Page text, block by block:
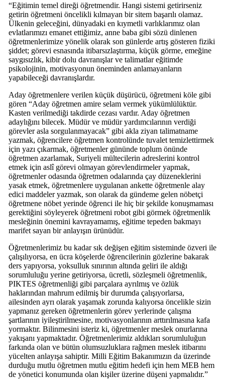
“Eğitimin temel direği öğretmendir. Hangi sistemi getirirseniz
getirin öğretmeni öncelikli kılmayan bir sitem başarılı olamaz.
Ülkenin geleceğini, dünyadaki en kıymetli varlıklarımız olan
evlatlarımızı emanet ettiğimiz, anne baba gibi sözü dinlenen
öğretmenlerimize yönelik olarak son günlerde artış gösteren fiziki
şiddet; görevi esnasında itibarsızlaştırma, küçük görme, emeğine
saygısızlık, kibir dolu davranışlar ve talimatlar eğitimde
psikolojinin, motivasyonun öneminden anlamayanların
yapabileceği davranışlardır.
Aday öğretmenlere verilen küçük düşürücü, öğretmeni köle gibi
gören “Aday öğretmen amire selam vermek yükümlülüktür.
Kasten verilmediği takdirde cezası vardır. Aday öğretmen
adaylığını bilecek. Müdür ve müdür yardımcılarının verdiği
görevler asla sorgulanmayacak” gibi akla ziyan talimatname
yazmak, öğrencilere öğretmen kontrolünde tuvalet temizlettirmek
için yazı çıkarmak, öğretmenler gününde toplum önünde
öğretmen azarlamak, Suriyeli mültecilerin adreslerini kontrol
etmek için aslî görevi olmayan görevlendirmeler yapmak,
öğretmenler odasında öğretmen odalarında çay düzeneklerini
yasak etmek, öğretmenlere uygulanan ankette öğretmenle alay
edici maddeler yazmak, son olarak da gündeme gelen nöbetçi
öğretmene nöbet yerinde öğrenci ile hiç bir şekilde konuşmaması
gerektiğini söyleyerek öğretmeni robot gibi görmek öğretmenlik
mesleğinin önemini kavrayamamış, eğitime tepeden bakmayı
marifet sayan bir anlayışın ürünüdür.
Öğretmenlerimiz bu kadar sık değişen eğitim sisteminde özveri ile
çalışılıyorsa, en ücra köşelerde öğrencilerinin gözlerine bakarak
ders yapıyorsa, yoksulluk sınırının altında geliri ile aldığı
sorumluluğu yerine getiriyorsa, ücretli, sözleşmeli öğretmenlik,
PIKTES öğretmenliği gibi parçalara ayrılmış ve özlük
haklarından mahrum edilmiş bir durumda çalışıyorlarsa,
ailesinden ayrı olarak yaşamak zorunda kalıyorsa öncelikle sizin
yapmanız gereken öğretmenlerin görev yerlerinde çalışma
şartlarının iyileştirilmesine, motivasyonlarının arttırılmasına kafa
yormaktır. Bilinmesini isteriz ki, öğretmenler meslek onurlarına
yakışanı yapmaktadır. Öğretmenlerimiz aldıkları sorumluluğun
farkında olan ve bütün olumsuzluklara rağmen meslek itibarını
yücelten anlayışa sahiptir. Milli Eğitim Bakanımızın da üzerinde
durduğu mutlu öğretmen mutlu eğitim hedefi için hem MEB hem
de yönetici konumunda olan kişiler üzerine düşeni yapmalıdır.”